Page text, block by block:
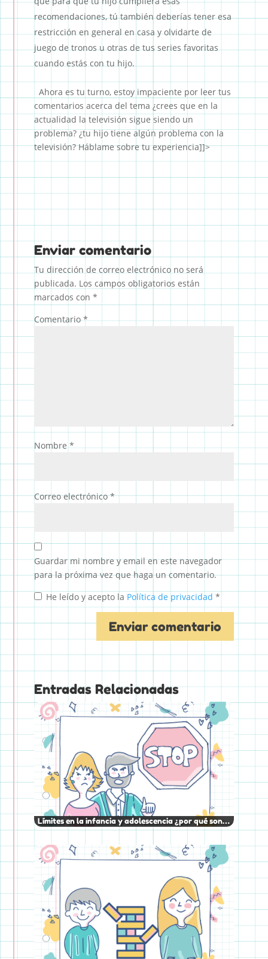
recomendaciones, tú también deberías tener esa
restricción en general en casa y olvidarte de
juego de tronos u otras de tus series favoritas
cuando estás con tu hijo.
Ahora es tu turno, estoy impaciente por leer tus
comentarios acerca del tema ¿crees que en la
actualidad la televisión sigue siendo un
problema? ¿tu hijo tiene algún problema con la
televisión? Háblame sobre tu experiencia]]>
Enviar comentario
Tu dirección de correo electrónico no será
publicada. Los campos obligatorios están
marcados con *
Comentario *
Nombre*
Correo electrónico*
Guardar mi nombre y email en este navegador
para la próxima vez que haga un comentario.
He leído y acepto la Política de privacidad *
Entradas Relacionadas
Límites en la infancia y adolescencia ¿por qué son…